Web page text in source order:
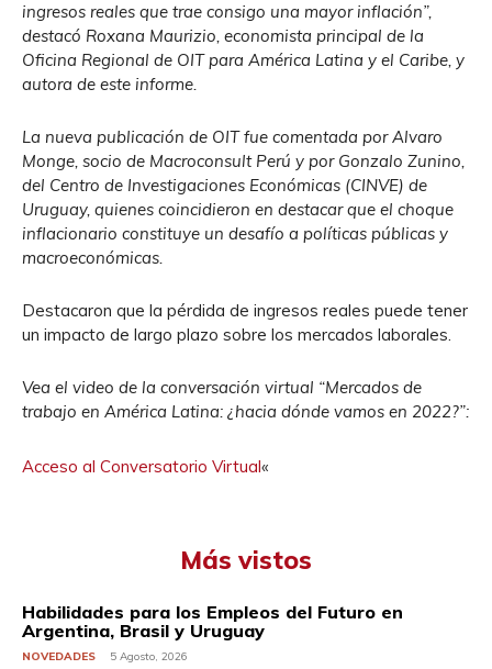
ingresos reales que trae consigo una mayor inflación”,
destacó Roxana Maurizio, economista principal de la
Oficina Regional de OIT para América Latina y el Caribe, y
autora de este informe.
La nueva publicación de OIT fue comentada por Alvaro
Monge, socio de Macroconsult Perú y por Gonzalo Zunino,
del Centro de Investigaciones Económicas (CINVE) de
Uruguay, quienes coincidieron en destacar que el choque
inflacionario constituye un desafío a políticas públicas y
macroeconómicas.
Destacaron que la pérdida de ingresos reales puede tener
un impacto de largo plazo sobre los mercados laborales.
Vea el video de la conversación virtual “Mercados de
trabajo en América Latina: ¿hacia dónde vamos en 2022?”:
Acceso al Conversatorio Virtual«
Más vistos
Habilidades para los Empleos del Futuro en
Argentina, Brasil y Uruguay
NOVEDADES 5 Agosto, 2026